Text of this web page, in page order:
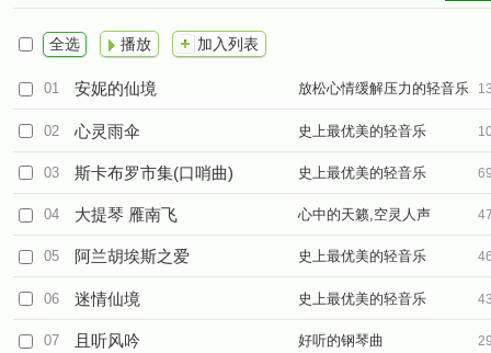
全选 播放 加入列表
01 安妮的仙境 放松心情缓解压力的轻音乐
02 心灵雨伞 史上最优美的轻音乐
03 斯卡布罗市集(口哨曲) 史上最优美的轻音乐
04 大提琴 雁南飞 心中的天籁,空灵人声
05 阿兰胡埃斯之爱 史上最优美的轻音乐
06 迷情仙境 史上最优美的轻音乐
07 且听风吟 好听的钢琴曲